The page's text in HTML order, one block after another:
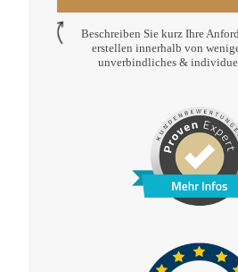
Beschreiben Sie kurz Ihre
erstellen innerhalb von
unverbindliches &